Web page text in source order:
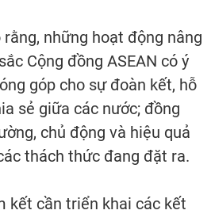
những hoạt động nâng
Cộng đồng ASEAN có ý
góp cho sự đoàn kết, hỗ
sẻ giữa các nước; đồng
chủ động và hiệu quả
thách thức đang đặt ra.
kết cần triển khai các kết